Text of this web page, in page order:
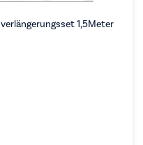
1,5Meter